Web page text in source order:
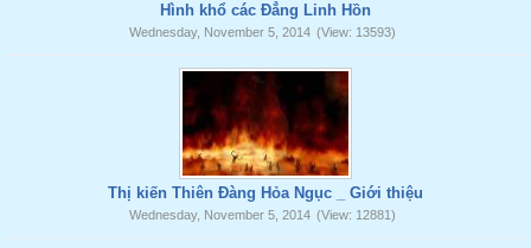
Hình khổ các Đẳng Linh Hồn
Wednesday, November 5, 2014 (View: 13593)
Thị kiến Thiên Đàng Hỏa Ngục _ Giới thiệu
Wednesday, November 5, 2014 (View: 12881)